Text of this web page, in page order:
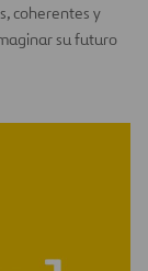
coherentes y
su futuro